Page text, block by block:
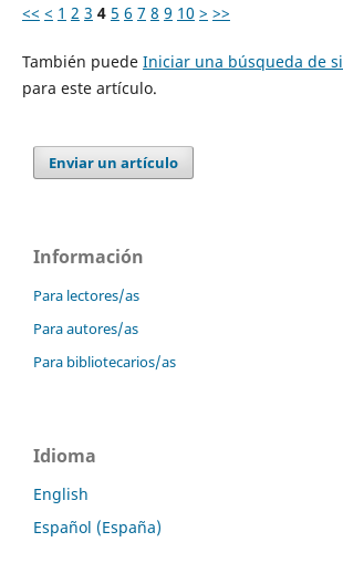
<< < 1 2 3 4 5 6 7 8 9 10 > >>
También puede Iniciar una búsqueda de
para este artículo.
Enviar un artículo
Información
Para lectores/as
Para autores/as
Para bibliotecarios/as
Idioma
English
Español (España)